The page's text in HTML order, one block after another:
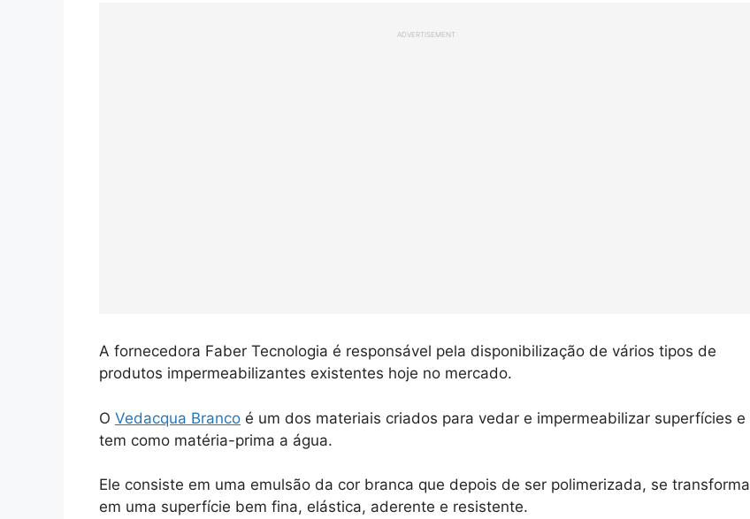
ADVERTISEMENT
A fornecedora Faber Tecnologia é responsável pela disponibilização de vários tipos de
produtos impermeabilizantes existentes hoje no mercado.
O Vedacqua Branco é um dos materiais criados para vedar e impermeabilizar superfícies e
tem como matéria-prima a água.
Ele consiste em uma emulsão da cor branca que depois de ser polimerizada, se transforma
em uma superfície bem fina, elástica, aderente e resistente.